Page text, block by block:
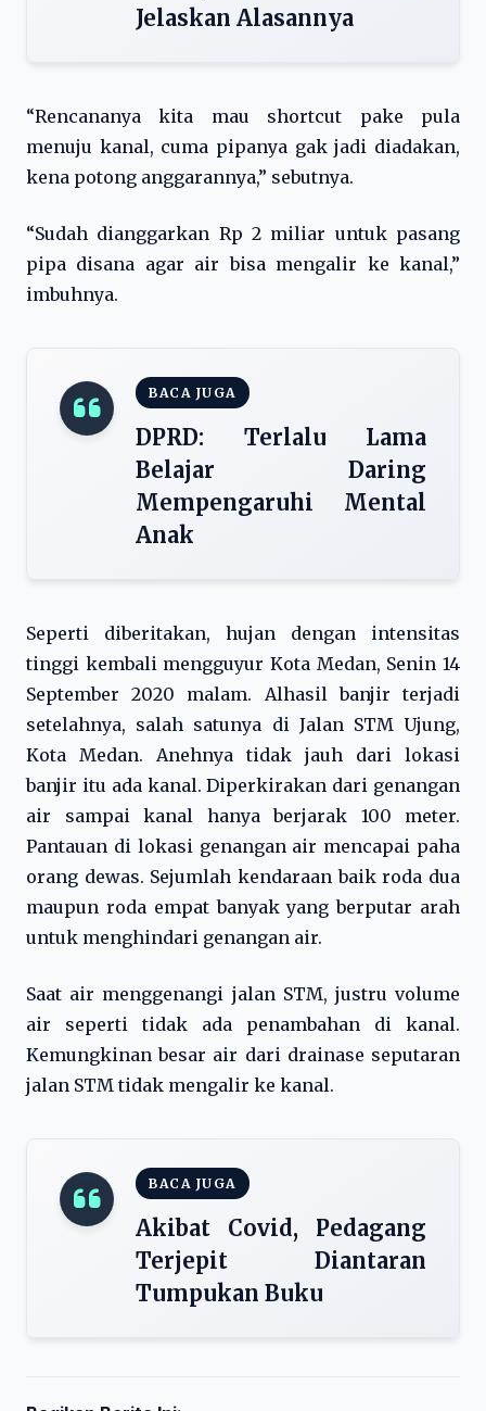
Jelaskan Alasannya
“Rencananya kita mau shortcut pake pula
menuju kanal, cuma pipanya gak jadi diadakan,
kena potong anggarannya,” sebutnya.
“Sudah dianggarkan Rp 2 miliar untuk pasang
pipa disana agar air bisa mengalir ke kanal,”
imbuhnya.
BACA JUGA
DPRD: Terlalu Lama
Belajar Daring
Mempengaruhi Mental
Anak
Seperti diberitakan, hujan dengan intensitas
tinggi kembali mengguyur Kota Medan, Senin 14
September 2020 malam. Alhasil banjir terjadi
setelahnya, salah satunya di Jalan STM Ujung,
Kota Medan. Anehnya tidak jauh dari lokasi
banjir itu ada kanal. Diperkirakan dari genangan
air sampai kanal hanya berjarak 100 meter.
Pantauan di lokasi genangan air mencapai paha
orang dewas. Sejumlah kendaraan baik roda dua
maupun roda empat banyak yang berputar arah
untuk menghindari genangan air.
Saat air menggenangi jalan STM, justru volume
air seperti tidak ada penambahan di kanal.
Kemungkinan besar air dari drainase seputaran
jalan STM tidak mengalir ke kanal.
BACA JUGA
Akibat Covid, Pedagang
Terjepit Diantaran
Tumpukan Buku